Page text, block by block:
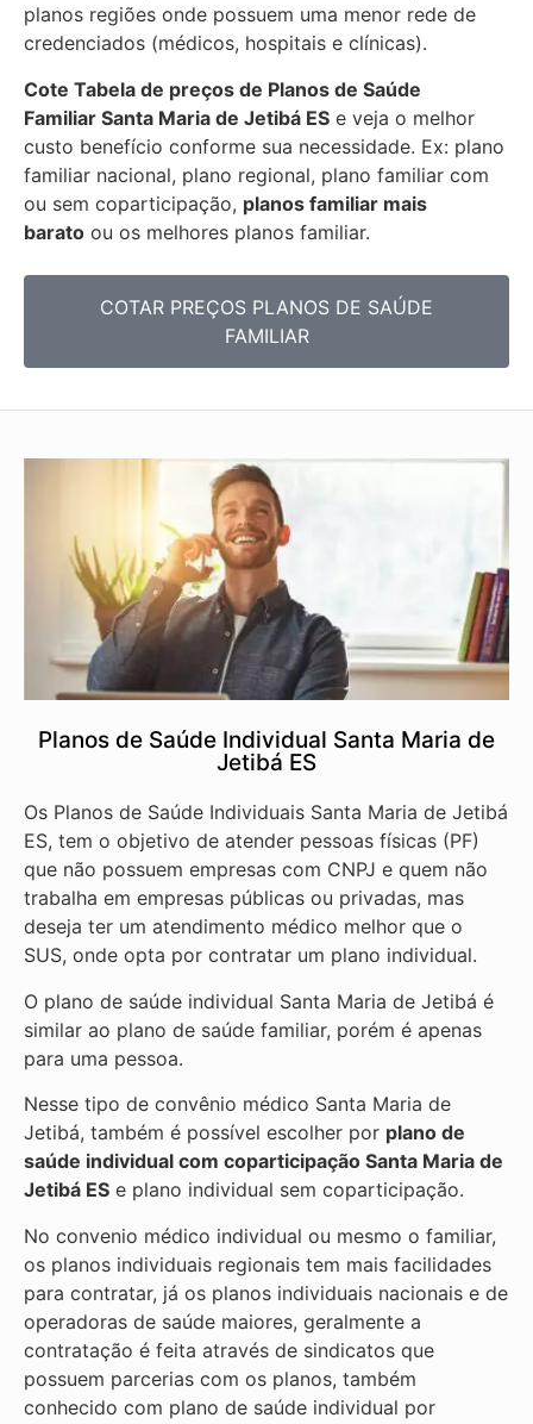
planos regiões onde possuem uma menor rede de
credenciados (médicos, hospitais e clínicas).
Cote Tabela de preços de Planos de Saúde
Familiar Santa Maria de Jetibá ES e veja o melhor
custo benefício conforme sua necessidade. Ex: plano
familiar nacional, plano regional, plano familiar com
ou sem coparticipação, planos familiar mais
barato ou os melhores planos familiar.
COTAR PREÇOS PLANOS DE SAÚDE
FAMILIAR
Planos de Saúde Individual Santa Maria de
Jetibá ES
Os Planos de Saúde Individuais Santa Maria de Jetibá
ES, tem o objetivo de atender pessoas físicas (PF)
que não possuem empresas com CNPJ e quem não
trabalha em empresas públicas ou privadas, mas
deseja ter um atendimento médico melhor que o
SUS, onde opta por contratar um plano individual.
O plano de saúde individual Santa Maria de Jetibá é
similar ao plano de saúde familiar, porém é apenas
para uma pessoa.
Nesse tipo de convênio médico Santa Maria de
Jetibá, também é possível escolher por plano de
saúde individual com coparticipação Santa Maria de
Jetibá ES e plano individual sem coparticipação.
No convenio médico individual ou mesmo o familiar,
os planos individuais regionais tem mais facilidades
para contratar, já os planos individuais nacionais e de
operadoras de saúde maiores, geralmente a
contratação é feita através de sindicatos que
possuem parcerias com os planos, também
conhecido com plano de saúde individual por